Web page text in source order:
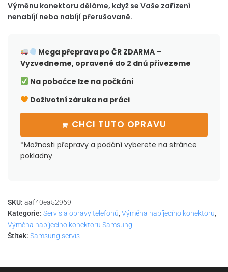
Výměnu konektoru děláme, když se Vaše zařízení
nenabíjí nebo nabíjí přerušovaně.
Mega přeprava po ČRZDARMA –
Vyzvedneme, opravené do 2 dnů přivezeme
Na pobočce lze na počkání
Doživotní záruka na práci
CHCI TUTO OPRAVU
*Možnosti přepravy a podání vyberete na stránce
pokladny
SKU: aaf40ea52969
Kategorie: Servis a opravy telefonů,Výměna nabíjecího konektoru,
Výměna nabíjecího konektoru Samsung
Štítek: Samsung servis